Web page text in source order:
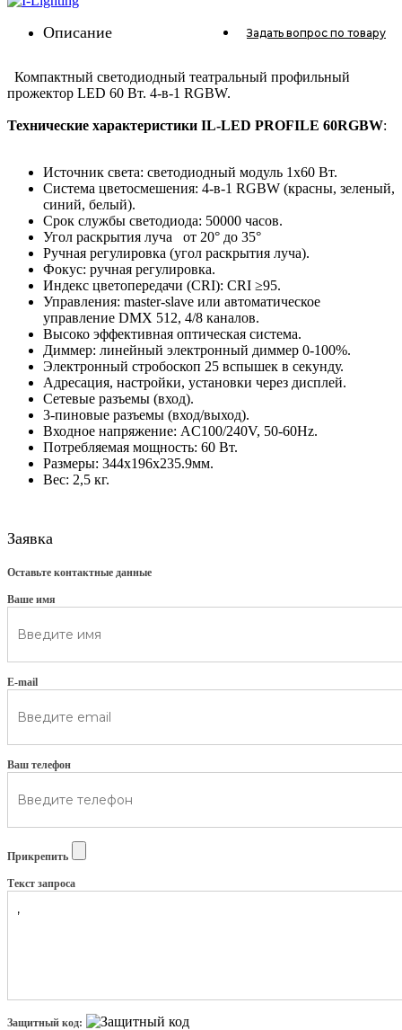
Описание Задать вопрос по товару
Компактный светодиодный театральный профильный
прожектор LED 60 Вт. 4-в-1 RGBW.
Технические характеристики IL-LED PROFILE 60RGBW:
Источник света: светодиодный модуль 1х60 Вт.
Система цветосмешения: 4-в-1 RGBW (красны, зеленый,
синий, белый).
Срок службы светодиода: 50000 часов.
Угол раскрытия луча от 20° до 35°
Ручная регулировка (угол раскрытия луча).
Фокус: ручная регулировка.
Индекс цветопередачи (CRI): CRI ≥95.
Управления: master-slave или автоматическое
управление DMX 512, 4/8 каналов.
Высоко эффективная оптическая система.
Диммер: линейный электронный диммер 0-100%.
Электронный стробоскоп 25 вспышек в секунду.
Адресация, настройки, установки через дисплей.
Сетевые разъемы (вход).
3-пиновые разъемы (вход/выход).
Входное напряжение: AC100/240V, 50-60Hz.
Потребляемая мощность: 60 Вт.
Размеры: 344х196х235.9мм.
Вес: 2,5 кг.
Заявка
Оставьте контактные данные
Ваше имя
E-mail
Ваш телефон
Прикрепить
Текст запроса
Защитный код: